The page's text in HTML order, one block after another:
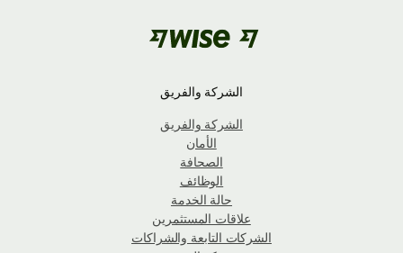
الشركة والفريق
الشركة والفريق
الأمان
الصحافة
الوظائف
حالة الخدمة
علاقات المستثمرين
الشركات التابعة والشراكات